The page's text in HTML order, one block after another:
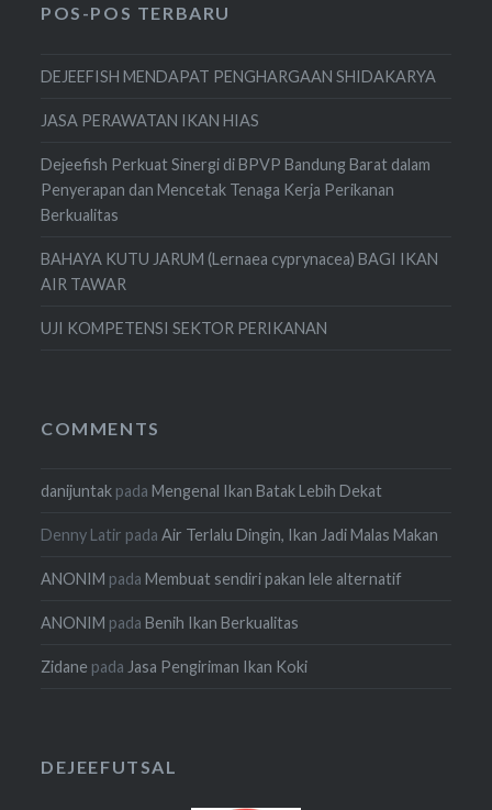
POS-POS TERBARU
DEJEEFISH MENDAPAT PENGHARGAAN SHIDAKARYA
JASA PERAWATAN IKAN HIAS
Dejeefish Perkuat Sinergi di BPVP Bandung Barat dalam
Penyerapan dan Mencetak Tenaga Kerja Perikanan
Berkualitas
BAHAYA KUTU JARUM (Lernaea cyprynacea) BAGI IKAN
AIR TAWAR
UJI KOMPETENSI SEKTOR PERIKANAN
COMMENTS
danijuntak padaMengenal Ikan Batak Lebih Dekat
Denny Latir padaAir Terlalu Dingin, Ikan Jadi Malas Makan
ANONIM padaMembuat sendiri pakan lele alternatif
ANONIM padaBenih Ikan Berkualitas
Zidane padaJasa Pengiriman Ikan Koki
DEJEEFUTSAL